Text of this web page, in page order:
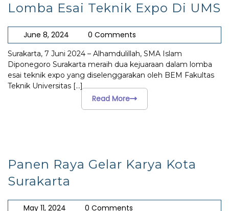
Lomba Esai Teknik Expo Di UMS
June 8, 2024 0 Comments
Surakarta, 7 Juni 2024 – Alhamdulillah, SMA Islam
Diponegoro Surakarta meraih dua kejuaraan dalam lomba
esai teknik expo yang diselenggarakan oleh BEM Fakultas
Teknik Universitas [...]
Read More
Panen Raya Gelar Karya Kota
Surakarta
May 11, 2024 0 Comments